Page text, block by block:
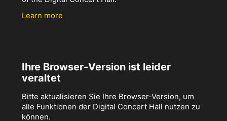
Learn more
Ihre Browser-Version ist leider
veraltet
Bitte aktualisieren Sie Ihre Browser-Version, um
alle Funktionen der Digital Concert Hall nutzen zu
können.